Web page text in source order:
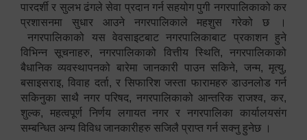
पारदर्शी र सुलभ ढंगले सेवा प्रदान गर्न सहयोग पुगी नगरपालिकाको कर
प्रशासनमा सुधार आउने नगरपालिकाले महशुस गरेको छ ।
नगरपालिकाको यस वेवसाइटबाट नगरपालिकाबाट प्रकाशन हुने
विभिन्न सूचनाहरु, नगरपालिकाको वित्तीय स्थिति, नगरपालिकाको
बैधानिक व्यवस्थापनको बारेमा जानकारी पाउन सकिने, जन्म, मृत्यु,
बसाइसराइ, विवाह दर्ता, र सिफारिश जस्ता फारामहरु डाउनलोड गर्न
सकिनुका साथै नगर परिषद, नगरपालिकाको आन्तरिक राजश्व, कर,
शुल्क, महत्वपूर्ण निर्णय लगायत नगर र नगरपालिका कार्यालयसंग
सम्बन्धित अन्य विविध जानकारीहरु सजिलै प्राप्त गर्न सक्नु हुनेछ ।